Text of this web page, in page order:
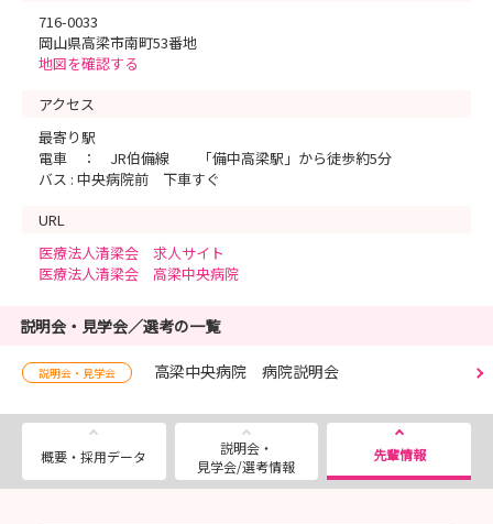
716-0033
岡山県高梁市南町53番地
地図を確認する
アクセス
最寄り駅
電車 ： JR伯備線 「備中高梁駅」から徒歩約5分
バス : 中央病院前 下車すぐ
URL
医療法人清梁会 求人サイト
医療法人清梁会 高梁中央病院
説明会・見学会／選考の一覧
説明会・見学会 高梁中央病院 病院説明会
概要・採用データ
説明会・
見学会/選考情報
先輩情報